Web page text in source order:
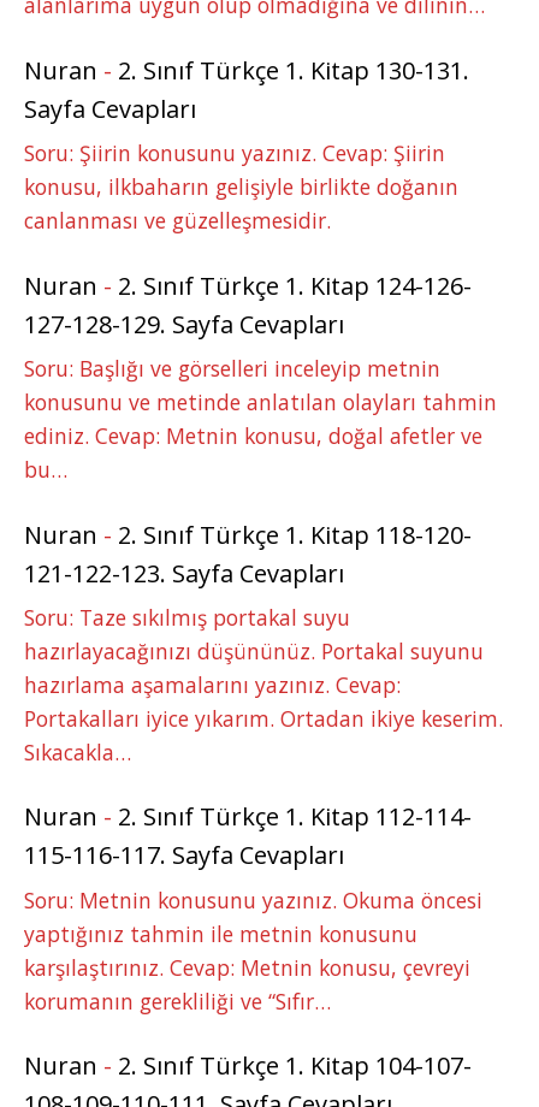
Nuran - 2. Sınıf Türkçe 1. Kitap 130-131.
Sayfa Cevapları
Soru: Şiirin konusunu yazınız. Cevap: Şiirin
konusu, ilkbaharın gelişiyle birlikte doğanın
canlanması ve güzelleşmesidir.
Nuran - 2. Sınıf Türkçe 1. Kitap 124-126-
127-128-129. Sayfa Cevapları
Soru: Başlığı ve görselleri inceleyip metnin
konusunu ve metinde anlatılan olayları tahmin
ediniz. Cevap: Metnin konusu, doğal afetler ve
bu…
Nuran - 2. Sınıf Türkçe 1. Kitap 118-120-
121-122-123. Sayfa Cevapları
Soru: Taze sıkılmış portakal suyu
hazırlayacağınızı düşününüz. Portakal suyunu
hazırlama aşamalarını yazınız. Cevap:
Portakalları iyice yıkarım. Ortadan ikiye keserim.
Sıkacakla…
Nuran - 2. Sınıf Türkçe 1. Kitap 112-114-
115-116-117. Sayfa Cevapları
Soru: Metnin konusunu yazınız. Okuma öncesi
yaptığınız tahmin ile metnin konusunu
karşılaştırınız. Cevap: Metnin konusu, çevreyi
korumanın gerekliliği ve “Sıfır…
Nuran - 2. Sınıf Türkçe 1. Kitap 104-107-